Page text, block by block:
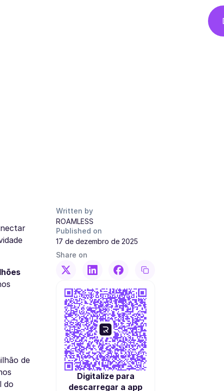
de
do
Written by
ROAMLESS
Published on
17 de dezembro de 2025
Share on
Digitalize para
descarregar a app